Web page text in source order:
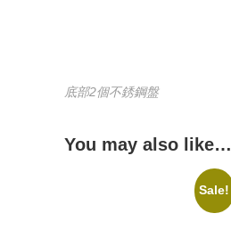
底部2個不銹鋼盤
You may also like…
Sale!